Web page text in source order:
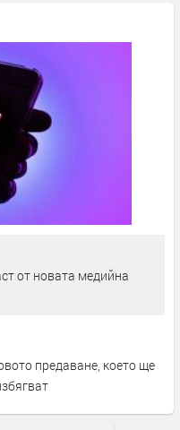
от новата медийна
предаване, което ще